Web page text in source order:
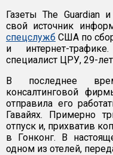
Газеты The Guardian
свой источник
спецслужб США по
и интернет-
специалист ЦРУ, 29-
В последнее
консалтинговой
отправила его
Гавайях. Примерно
отпуск и, прихватив
в Гонконг. В
одном из отелей,